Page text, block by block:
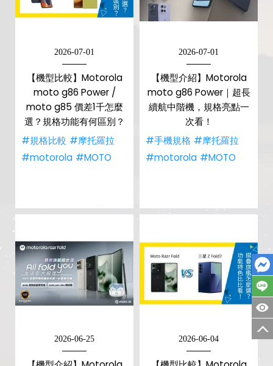
2026-07-01
【機型比較】Motorola
moto g86 Power /
moto g85 價差1千怎麼
選？規格功能有何區別？
#規格比較 #摩托羅拉
#motorola #MOTO
2026-07-01
【機型介紹】Motorola
moto g86 Power｜超長
續航中階機，規格亮點一
次看！
#手機規格 #摩托羅拉
#motorola #MOTO
2026-06-25 2026-06-04